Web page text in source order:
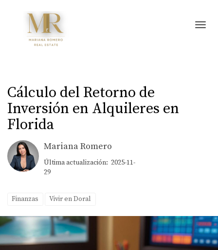
Cálculo del Retorno de
Inversión en Alquileres en
Florida
Mariana Romero
Última actualización: 2025-11-
29
Finanzas Vivir en Doral